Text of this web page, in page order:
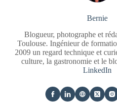
Bernie
Blogueur, photographe et
Toulouse. Ingénieur de
2009 un regard technique et
culture, la gastronomie et le
LinkedIn